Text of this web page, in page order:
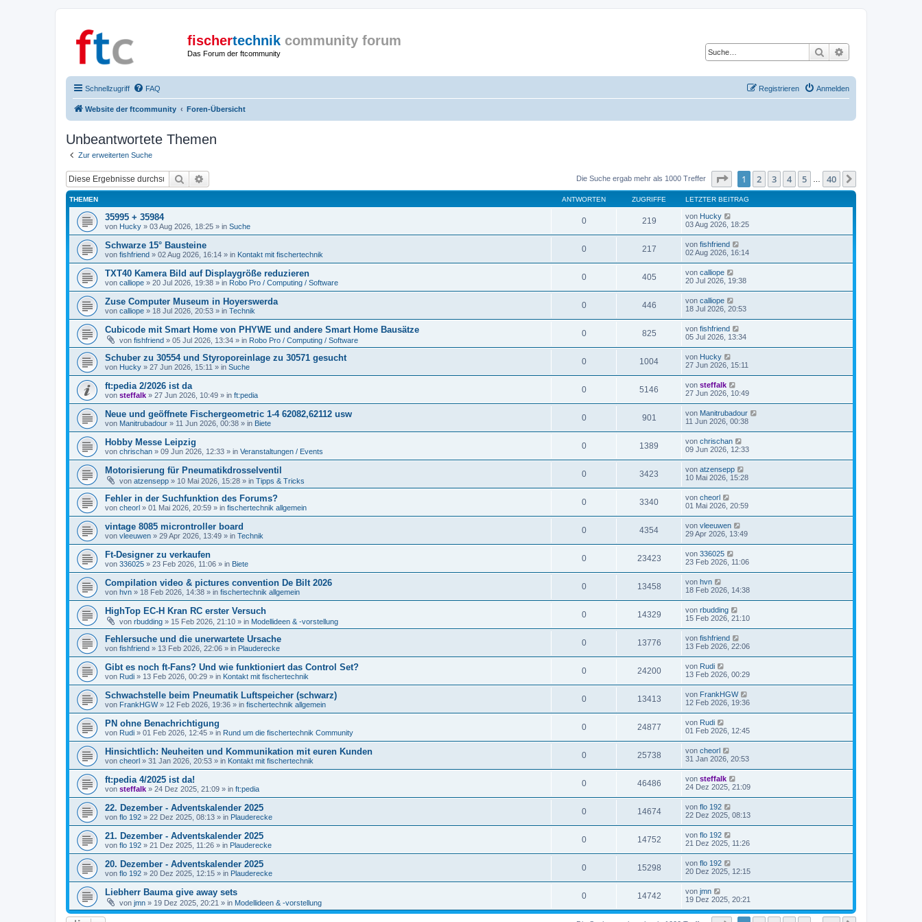
fischertechnik community forum
Das Forum der ftcommunity Suche
Schnellzugriff FAQ Anmelden
Registrieren
Website der ftcommunity Foren-Übersicht
Unbeantwortete Themen
Zur erweiterten Suche
Suche Die Suche ergab mehr als 1000 Treffer Seite von40
1 2 3 4 5 40
THEMEN ANTWORTEN ZUGRIFFE LETZTER BEITRAG
35995 + 35984
von Hucky » 03 Aug 2026, 18:25 » in Suche
0 219 von Hucky
03 Aug 2026, 18:25
Schwarze 15° Bausteine
von fishfriend » 02 Aug 2026, 16:14 » in Kontakt mit fischertechnik
0 217 von fishfriend
02 Aug 2026, 16:14
TXT40 Kamera Bild auf Displaygröße reduzieren
von calliope » 20 Jul 2026, 19:38 » in Robo Pro / Computing / Software
0 405 von calliope
20 Jul 2026, 19:38
Zuse Computer Museum in Hoyerswerda
von calliope » 18 Jul 2026, 20:53 » in Technik
0 446 von calliope
18 Jul 2026, 20:53
Cubicode mit Smart Home von PHYWE und andere Smart Home Bausätze
von fishfriend » 05 Jul 2026, 13:34 » in Robo Pro / Computing / Software
0 825 von fishfriend
05 Jul 2026, 13:34
Schuber zu 30554 und Styroporeinlage zu 30571 gesucht
von Hucky » 27 Jun 2026, 15:11 » in Suche
0 1004 von Hucky
27 Jun 2026, 15:11
ft:pedia 2/2026 ist da
von steffalk » 27 Jun 2026, 10:49 » in ft:pedia
0 5146 von steffalk
27 Jun 2026, 10:49
Neue und geöffnete Fischergeometric 1-4 62082,62112 usw
von Manitrubadour » 11 Jun 2026, 00:38 » in Biete
0 901 von Manitrubadour
11 Jun 2026, 00:38
Hobby Messe Leipzig
von chrischan » 09 Jun 2026, 12:33 » in Veranstaltungen / Events
0 1389 von chrischan
09 Jun 2026, 12:33
Motorisierung für Pneumatikdrosselventil
von atzensepp » 10 Mai 2026, 15:28 » in Tipps & Tricks
0 3423 von atzensepp
10 Mai 2026, 15:28
Fehler in der Suchfunktion des Forums?
von cheorl » 01 Mai 2026, 20:59 » in fischertechnik allgemein
0 3340 von cheorl
01 Mai 2026, 20:59
vintage 8085 microntroller board
von vleeuwen » 29 Apr 2026, 13:49 » in Technik
0 4354 von vleeuwen
29 Apr 2026, 13:49
Ft-Designer zu verkaufen
von 336025 » 23 Feb 2026, 11:06 » in Biete
0 23423 von 336025
23 Feb 2026, 11:06
Compilation video & pictures convention De Bilt 2026
von hvn » 18 Feb 2026, 14:38 » in fischertechnik allgemein
0 13458 von hvn
18 Feb 2026, 14:38
HighTop EC-H Kran RC erster Versuch
von rbudding » 15 Feb 2026, 21:10 » in Modellideen & -vorstellung
0 14329 von rbudding
15 Feb 2026, 21:10
Fehlersuche und die unerwartete Ursache
von fishfriend » 13 Feb 2026, 22:06 » in Plauderecke
0 13776 von fishfriend
13 Feb 2026, 22:06
Gibt es noch ft-Fans? Und wie funktioniert das Control Set?
von Rudi » 13 Feb 2026, 00:29 » in Kontakt mit fischertechnik
0 24200 von Rudi
13 Feb 2026, 00:29
Schwachstelle beim Pneumatik Luftspeicher (schwarz)
von FrankHGW» 12 Feb 2026, 19:36 » in fischertechnik allgemein
0 13413 von FrankHGW
12 Feb 2026, 19:36
PN ohne Benachrichtigung
von Rudi » 01 Feb 2026, 12:45 » in Rund um die fischertechnik Community
0 24877 von Rudi
01 Feb 2026, 12:45
Hinsichtlich: Neuheiten und Kommunikation mit euren Kunden
von cheorl » 31 Jan 2026, 20:53 » in Kontakt mit fischertechnik
0 25738 von cheorl
31 Jan 2026, 20:53
ft:pedia 4/2025 ist da!
von steffalk » 24 Dez 2025, 21:09 » in ft:pedia
0 46486 von steffalk
24 Dez 2025, 21:09
22. Dezember - Adventskalender 2025
von flo 192 » 22 Dez 2025, 08:13 » in Plauderecke
0 14674 von flo 192
22 Dez 2025, 08:13
21. Dezember - Adventskalender 2025
von flo 192 » 21 Dez 2025, 11:26 » in Plauderecke
0 14752 von flo 192
21 Dez 2025, 11:26
20. Dezember - Adventskalender 2025
von flo 192 » 20 Dez 2025, 12:15 » in Plauderecke
0 15298 von flo 192
20 Dez 2025, 12:15
Liebherr Bauma give away sets
von jmn » 19 Dez 2025, 20:21 » in Modellideen & -vorstellung
0 14742 von jmn
19 Dez 2025, 20:21